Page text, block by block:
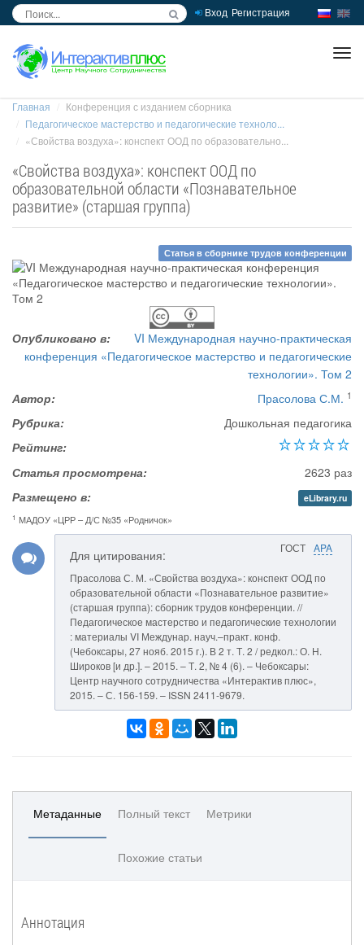
Вход Регистрация
Главная
Конференция с изданием сборника
Педагогическое мастерство и педагогические техноло...
«Свойства воздуха»: конспект ООД по образовательно...
«Свойства воздуха»: конспект ООД по
образовательной области «Познавательное
развитие» (старшая группа)
Статья в сборнике трудов конференции
Опубликовано в:
VI Международная научно-практическая
конференция «Педагогическое мастерство и педагогические
технологии». Том 2
Автор:
Прасолова С.М. 1
Рубрика:
Дошкольная педагогика
Рейтинг:
Статья просмотрена:
2623 раз
Размещено в:
eLibrary.ru
1 МАДОУ «ЦРР – Д/С №35 «Родничок»
ГОСТ APA
Для цитирования:
Прасолова С. М. «Свойства воздуха»: конспект ООД по
образовательной области «Познавательное развитие»
(старшая группа): сборник трудов конференции. //
Педагогическое мастерство и педагогические технологии
: материалы VI Междунар. науч.–практ. конф.
(Чебоксары, 27 нояб. 2015 г.). В 2 т. Т. 2 / редкол.: О. Н.
Широков [и др.]. – 2015. – Т. 2, № 4 (6). – Чебоксары:
Центр научного сотрудничества «Интерактив плюс»,
2015. – С. 156-159. – ISSN 2411-9679.
Метаданные Полный текст Метрики
Похожие статьи
Аннотация